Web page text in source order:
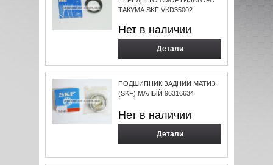
ТАКУМА SKF VKD35002
Нет в наличии
Детали
ПОДШИПНИК ЗАДНИЙ МАТИЗ
(SKF) МАЛЫЙ 96316634
Нет в наличии
Детали